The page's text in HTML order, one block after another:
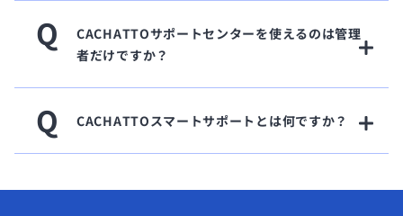
Q
CACHATTOサポートセンターを使えるのは管理
者だけですか？
Q CACHATTOスマートサポートとは何ですか？